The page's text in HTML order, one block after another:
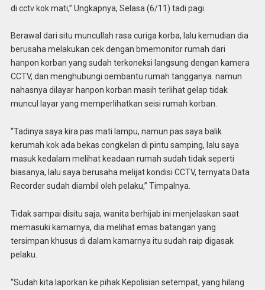
di cctv kok mati,” Ungkapnya, Selasa (6/11) tadi pagi.
Berawal dari situ muncullah rasa curiga korba, lalu kemudian dia
berusaha melakukan cek dengan bmemonitor rumah dari
hanpon korban yang sudah terkoneksi langsung dengan kamera
CCTV, dan menghubungi oembantu rumah tangganya. namun
nahasnya dilayar hanpon korban masih terlihat gelap tidak
muncul layar yang memperlihatkan seisi rumah korban.
“Tadinya saya kira pas mati lampu, namun pas saya balik
kerumah kok ada bekas congkelan di pintu samping, lalu saya
masuk kedalam melihat keadaan rumah sudah tidak seperti
biasanya, lalu saya berusaha melijat kondisi CCTV, ternyata Data
Recorder sudah diambil oleh pelaku,” Timpalnya.
Tidak sampai disitu saja, wanita berhijab ini menjelaskan saat
memasuki kamarnya, dia melihat emas batangan yang
tersimpan khusus di dalam kamarnya itu sudah raip digasak
pelaku.
“Sudah kita laporkan ke pihak Kepolisian setempat, yang hilang